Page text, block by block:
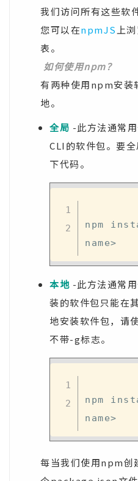
我们访问所有这些软
您可以在npmJS 上
表。
如何使用npm？
有两种使用npm安装
地。
全局 -此方法通常
CLI的软件包。要
下代码。
npm
本地 -此方法通常
装的软件包只能在
地安装软件包，请
不带-g标志。
npm
每当我们使用npm创